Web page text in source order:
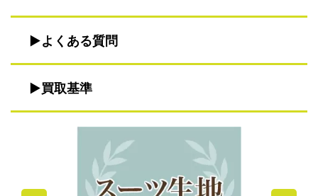
よくある質問
買取基準